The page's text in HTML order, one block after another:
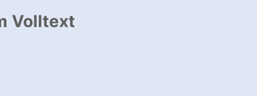
Volltext
Fenster